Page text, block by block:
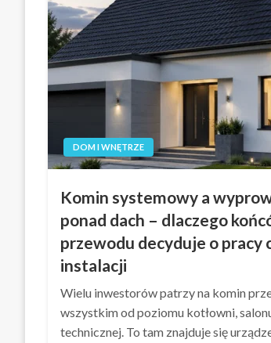
DOM I WNĘTRZE
Komin systemowy a
ponad dach – dlaczego
przewodu decyduje o pracy
instalacji
Wielu inwestorów patrzy na komin
wszystkim od poziomu kotłowni,
technicznej. To tam znajduje się